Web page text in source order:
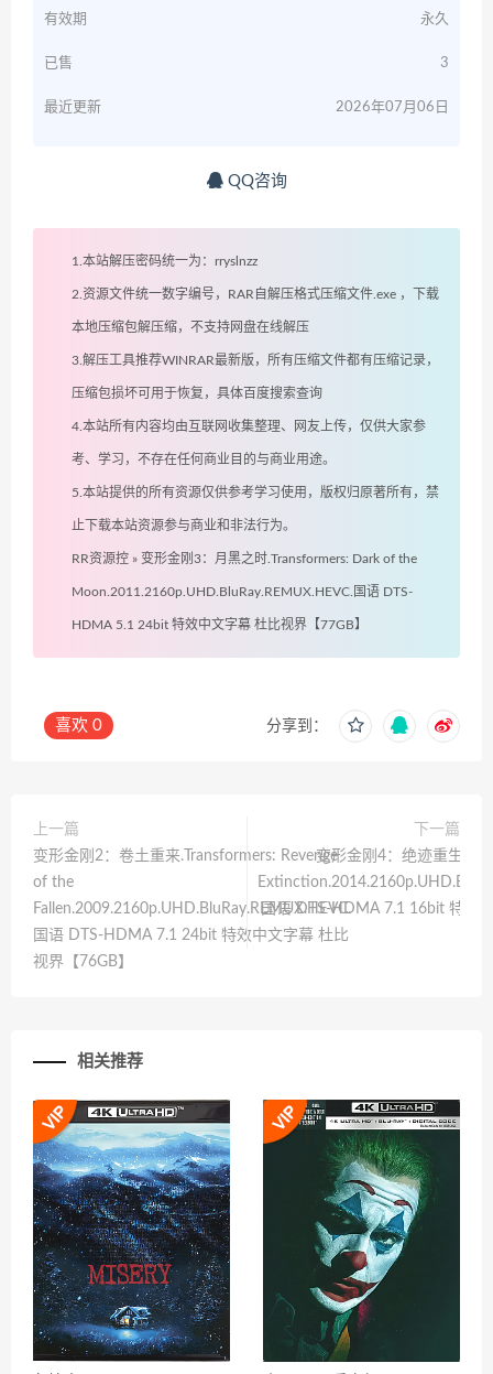
有效期 永久
已售 3
最近更新 2026年07月06日
QQ咨询
1.本站解压密码统一为：rryslnzz
2.资源文件统一数字编号，RAR自解压格式压缩文件.exe ，下载
本地压缩包解压缩，不支持网盘在线解压
3.解压工具推荐WINRAR最新版，所有压缩文件都有压缩记录，
压缩包损坏可用于恢复，具体百度搜索查询
4.本站所有内容均由互联网收集整理、网友上传，仅供大家参
考、学习，不存在任何商业目的与商业用途。
5.本站提供的所有资源仅供参考学习使用，版权归原著所有，禁
止下载本站资源参与商业和非法行为。
RR资源控 » 变形金刚3：月黑之时.Transformers: Dark of the
Moon.2011.2160p.UHD.BluRay.REMUX.HEVC.国语 DTS-
HDMA 5.1 24bit 特效中文字幕 杜比视界【77GB】
喜欢 0 分享到：
上一篇
变形金刚2：卷土重来.Transformers: Revenge
of the
Fallen.2009.2160p.UHD.BluRay.REMUX.HEVC.
国语 DTS-HDMA 7.1 24bit 特效中文字幕 杜比
视界【76GB】
下一篇
变形金刚4：绝迹重生
国语 DTS-HDMA 7.1 16bit 特效
相关推荐